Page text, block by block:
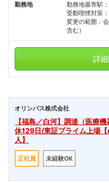
勤務地
勤務地最寄駅
受動喫煙対策
変更の範囲：
含む）
詳
オリンパス株式会社
【福島／白河】調達（医療
休129日/東証プライム上場
人】
正社員 未経験OK